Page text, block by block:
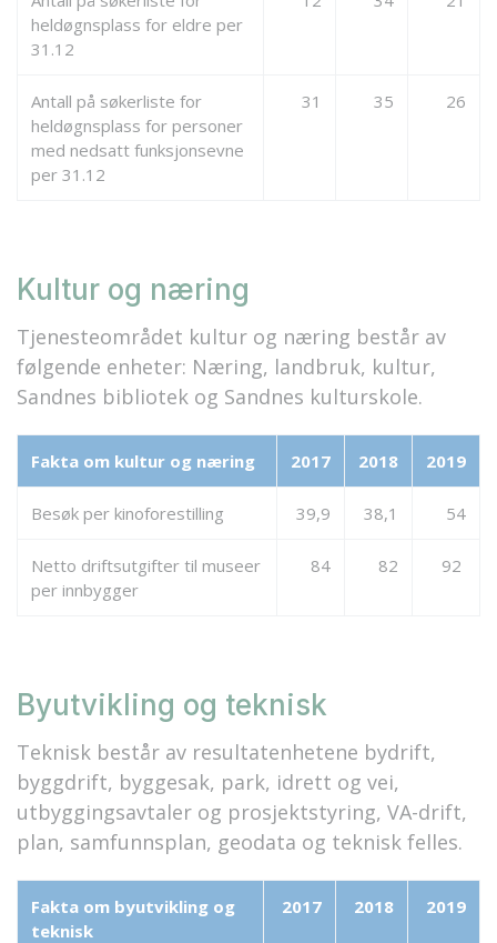
heldøgnsplass for eldre per
31.12
Antall på søkerliste for
heldøgnsplass for personer
med nedsatt funksjonsevne
per 31.12
31 35 26
Kultur og næring
Tjenesteområdet kultur og næring består av
følgende enheter: Næring, landbruk, kultur,
Sandnes bibliotek og Sandnes kulturskole.
Fakta om kultur og næring 2017 2018 2019
Besøk per kinoforestilling 39,9 38,1 54
Netto driftsutgifter til museer
per innbygger
84 82 92
Byutvikling og teknisk
Teknisk består av resultatenhetene bydrift,
byggdrift, byggesak, park, idrett og vei,
utbyggingsavtaler og prosjektstyring, VA-drift,
plan, samfunnsplan, geodata og teknisk felles.
Fakta om byutvikling og
teknisk
2017 2018 2019